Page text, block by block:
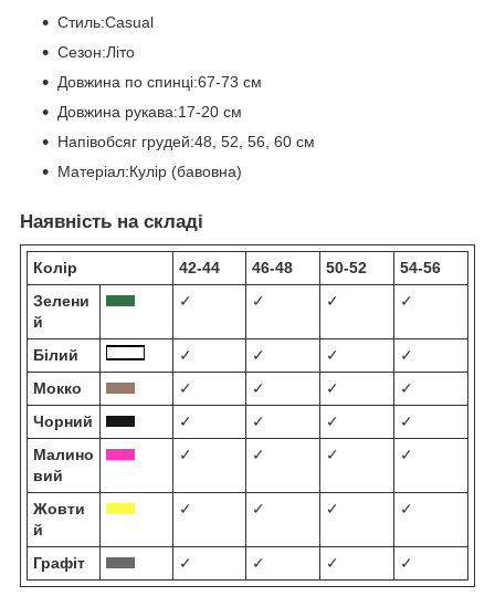
Стиль:Casual
Сезон:Літо
Довжина по спинці:67-73 см
Довжина рукава:17-20 см
Напівобсяг грудей:48, 52, 56, 60 см
Матеріал:Кулір (бавовна)
Наявність на складі
Колір 42-44 46-48 50-52
54-56
Зелени
й
✓ ✓ ✓ ✓
Білий ✓ ✓ ✓
✓
Мокко
✓ ✓ ✓
✓
Чорний
✓ ✓ ✓
✓
Малино
вий
✓ ✓ ✓ ✓
Жовти
й
✓ ✓ ✓ ✓
Графіт ✓ ✓ ✓ ✓